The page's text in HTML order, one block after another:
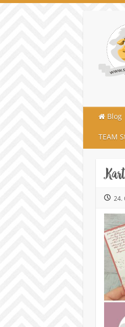
Blog
TEAM
24.